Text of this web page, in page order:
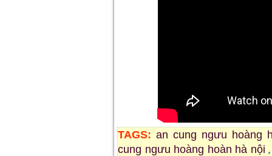
TAGS:an cung ngưu hoàng
cung ngưu hoàng hoàn hà nội